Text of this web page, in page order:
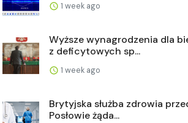
1 week ago
Wyższe wynagrodzenia dla
z deficytowych sp...
1 week ago
Brytyjska służba zdrowia
Posłowie żąda...